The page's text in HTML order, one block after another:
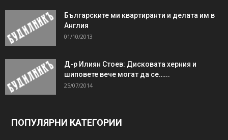
Българските ми квартиранти и делата им в
Англия
01/10/2013
Д-р Илиян Стоев: Дисковата херния и
шиповете вече могат да се…...
25/07/2014
ПОПУЛЯРНИ КАТЕГОРИИ